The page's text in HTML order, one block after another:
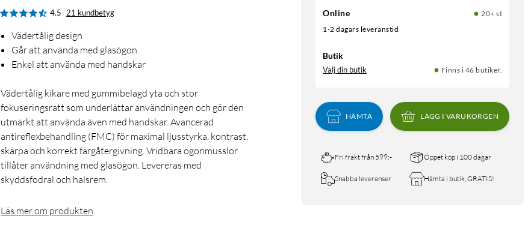
Online
20+ st
1-2 dagars leveranstid
Butik
Välj din butik Finns i 46 butiker.
HÄMTA LÄGG I VARUKORGEN
Fri frakt från 599:- Öppet köp i 100 dagar
Snabba leveranser Hämta i butik, GRATIS!
4.5 21 kundbetyg
Vädertålig design
Går att använda med glasögon
Enkel att använda med handskar
Vädertålig kikare med gummibelagd yta och stor
fokuseringsratt som underlättar användningen och gör den
utmärkt att använda även med handskar. Avancerad
antireflexbehandling (FMC) för maximal ljusstyrka, kontrast,
skärpa och korrekt färgåtergivning. Vridbara ögonmusslor
tillåter användning med glasögon. Levereras med
skyddsfodral och halsrem.
Läs mer om produkten